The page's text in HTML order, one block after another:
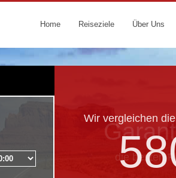
Home Reiseziele Über Uns
Wir vergleichen
die besten